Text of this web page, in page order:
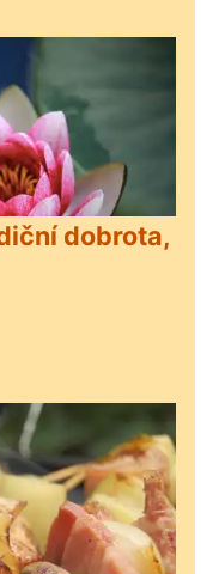
dobrota,